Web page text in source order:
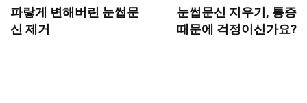
파랗게 변해버린 눈썹문
신 제거
눈썹문신 지우기, 통증
때문에 걱정이신가요?